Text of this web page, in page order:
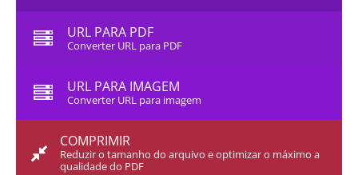
URL PARA PDF
Converter URL para PDF
URL PARA IMAGEM
Converter URL para imagem
COMPRIMIR
Reduzir o tamanho do arquivo e optimizar o máximo a
qualidade do PDF